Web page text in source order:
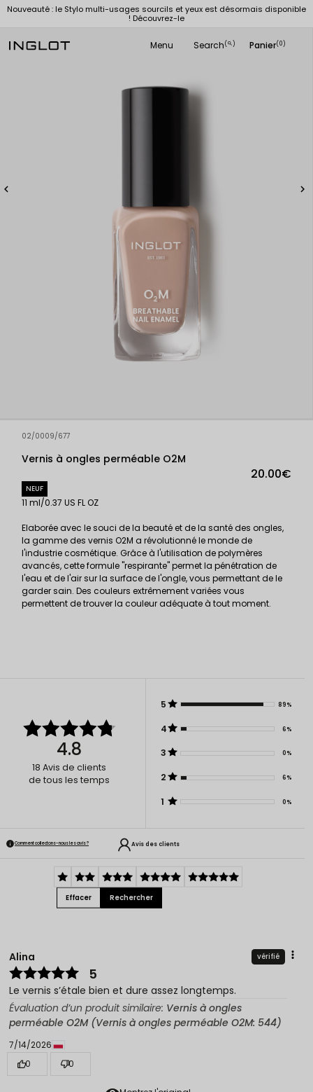
Nouveauté : le Stylo multi-usages sourcils et yeux est désormais disponible
! Découvrez-le
Menu Search(
search ) Panier(0)
 
02/0009/677
Vernis à ongles perméable O2M
20.00€
NEUF
11 ml/0.37 US FL OZ
Elaborée avec le souci de la beauté et de la santé des ongles,
la gamme des vernis O2M a révolutionné le monde de
l'industrie cosmétique. Grâce à l'utilisation de polymères
avancés, cette formule "respirante" permet la pénétration de
l'eau et de l'air sur la surface de l'ongle, vous permettant de le
garder sain. Des couleurs extrêmement variées vous
permettent de trouver la couleur adéquate à tout moment.
4.8
18 Avis de clients
de tous les temps
5 89%
4 6%
3 0%
2 6%
1 0%
Comment collectons-nous les avis ? Avis des clients
Effacer Rechercher
Alina vérifié
5
Le vernis s’étale bien et dure assez longtemps.
Évaluation d’un produit similaire: Vernis à ongles
perméable O2M (Vernis à ongles perméable O2M: 544)
7/14/2026
0
0